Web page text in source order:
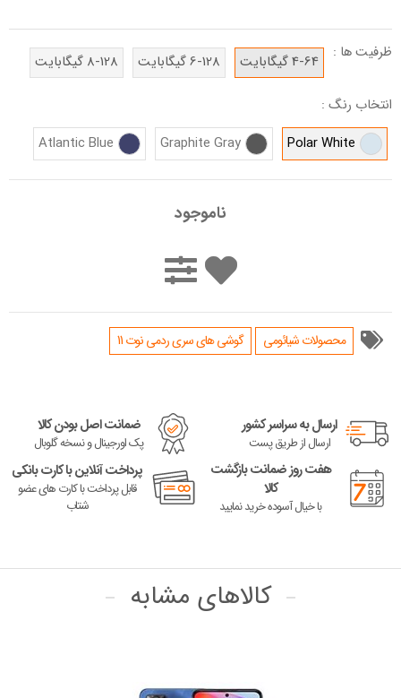
ظرفیت ها : 4-64 گیگابایت 6-128 گیگابایت 8-128 گیگابایت
انتخاب رنگ :
Polar White
Graphite Gray
Atlantic Blue
ناموجود
محصولات شیائومی گوشی های سری ردمی نوت 11
ارسال به سراسر کشور
ارسال از طریق پست
ضمانت اصل بودن کالا
پک اورجینال و نسخه گلوبال
هفت روز ضمانت بازگشت
کالا
با خیال آسوده خرید نمایید
پرداخت آنلاین با کارت بانکی
قابل پرداخت با کارت های عضو
شتاب
کالاهای مشابه